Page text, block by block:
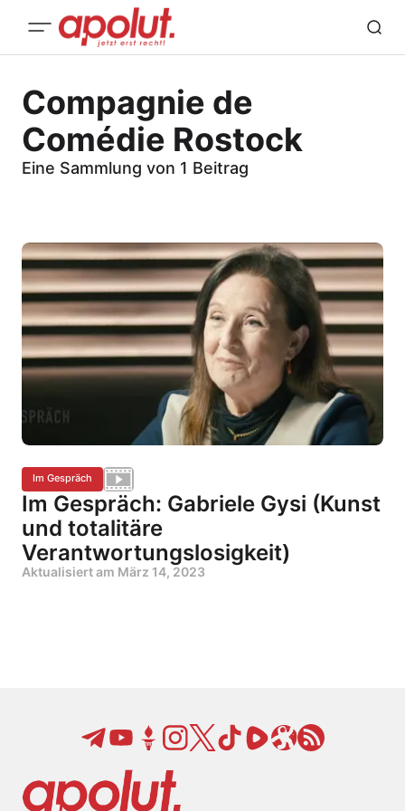
Compagnie de
Comédie Rostock
Eine Sammlung von 1 Beitrag
Im Gespräch
Im Gespräch: Gabriele Gysi (Kunst
und totalitäre
Verantwortungslosigkeit)
Aktualisiert am März 14, 2023